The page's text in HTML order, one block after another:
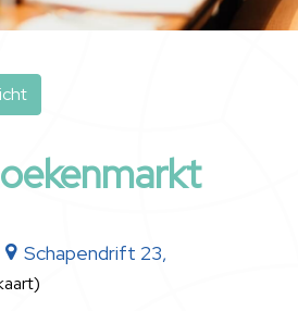
Schapendrift 23,